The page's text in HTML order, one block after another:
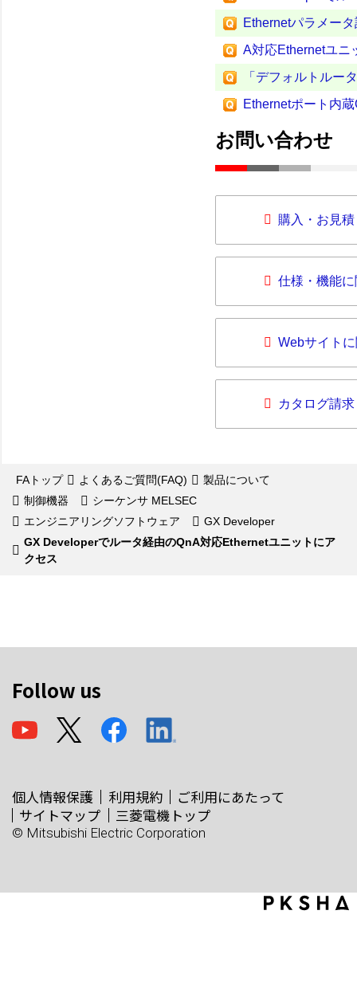
Ethernetパラメー
A対応Ethernetユニ
「デフォルトルー
Ethernetポート内
お問い合わせ
購入・お見
仕様・機能
Webサイト
カタログ請求
FAトップ よくあるご質問(FAQ)
製品について
制御機器
シーケンサ MELSEC
エンジニアリングソフトウェア
GX Developer
GX Developerでルータ経由のQnA対応Ethernetユニットにア
クセス
Follow us
個人情報保護 利用規約
ご利用にあたって
サイトマップ
三菱電機トップ
© Mitsubishi Electric Corporation